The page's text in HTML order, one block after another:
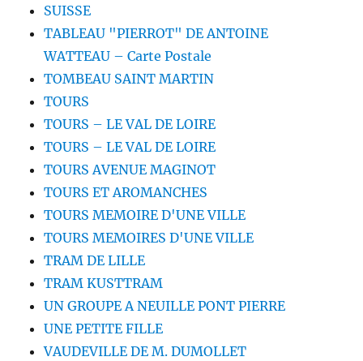
SUISSE
TABLEAU "PIERROT" DE ANTOINE
WATTEAU – Carte Postale
TOMBEAU SAINT MARTIN
TOURS
TOURS – LE VAL DE LOIRE
TOURS – LE VAL DE LOIRE
TOURS AVENUE MAGINOT
TOURS ET AROMANCHES
TOURS MEMOIRE D'UNE VILLE
TOURS MEMOIRES D'UNE VILLE
TRAM DE LILLE
TRAM KUSTTRAM
UN GROUPE A NEUILLE PONT PIERRE
UNE PETITE FILLE
VAUDEVILLE DE M. DUMOLLET